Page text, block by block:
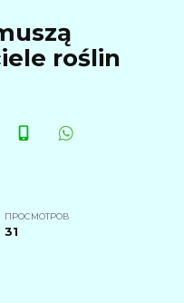
roślin
ПРОСМОТРОВ
31